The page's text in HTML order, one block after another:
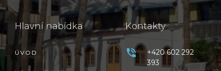
Hlavní nabídka
ÚVOD
Kontakty
+420 602 292
393